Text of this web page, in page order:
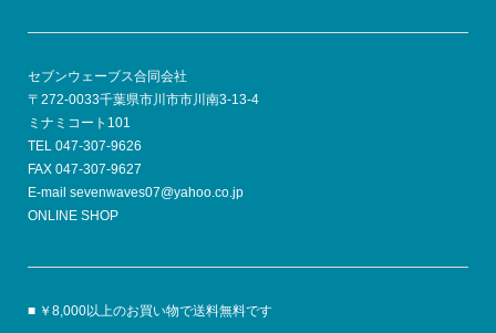
セブンウェーブス合同会社
〒272-0033千葉県市川市市川南3-13-4
ミナミコート101
TEL 047-307-9626
FAX 047-307-9627
E-mail sevenwaves07@yahoo.co.jp
ONLINE SHOP
■ ￥8,000以上のお買い物で送料無料です